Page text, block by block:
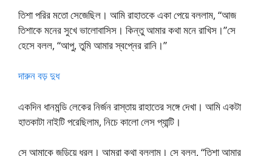
তিশা পরির মতো সেজেছিল। আমি রাহাতকে একা পেয়ে বললাম, “আজ
তিশাকে মনের সুখে ভালোবাসিস। কিন্তু আমার কথা মনে রাখিস।”সে
হেসে বলল, “আপু, তুমি আমার স্বপ্নের রানি।”
দারুন বড় দুধ
একদিন ধানমন্ডি লেকের নির্জন রাস্তায় রাহাতের সঙ্গে দেখা। আমি একটা
হাতকাটা নাইটি পরেছিলাম, নিচে কালো লেস প্যান্টি।
সে আমাকে জড়িয়ে ধরল। আমরা কথা বললাম। সে বলল, “তিশা আমার